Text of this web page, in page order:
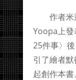
作者米
Yoopa上發
25件事〉
引了繪者
起創作本